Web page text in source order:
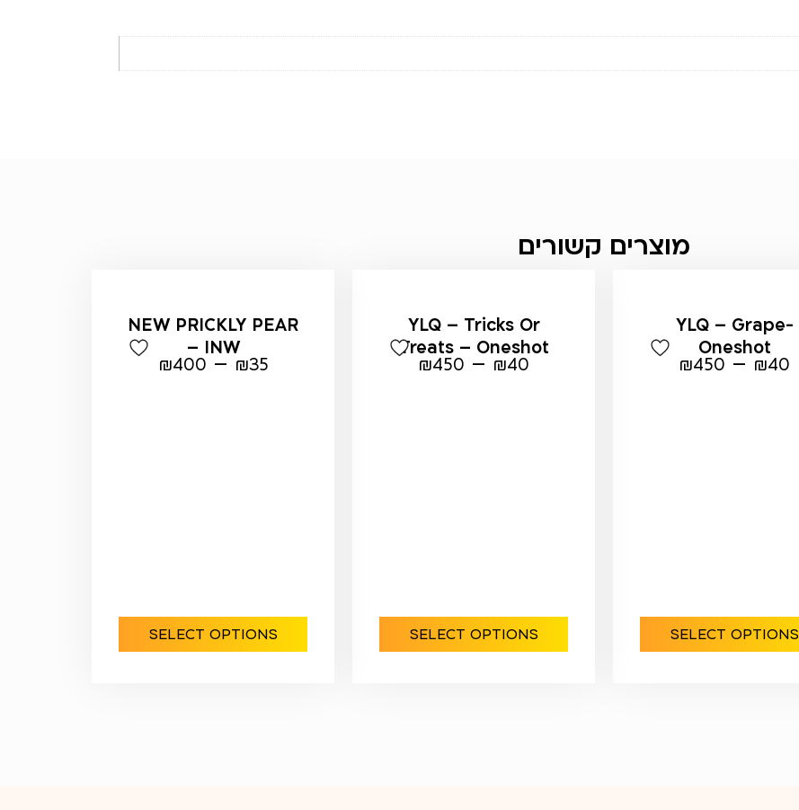
מוצרים קשורים
YLQ – Grape-
Oneshot
₪40
–
₪450
SELECT OPTIONS
YLQ – Tricks Or
Treats – Oneshot
₪40
–
₪450
SELECT OPTIONS
NEW PRICKLY PEAR
– INW
₪35
–
₪400
SELECT OPTIONS